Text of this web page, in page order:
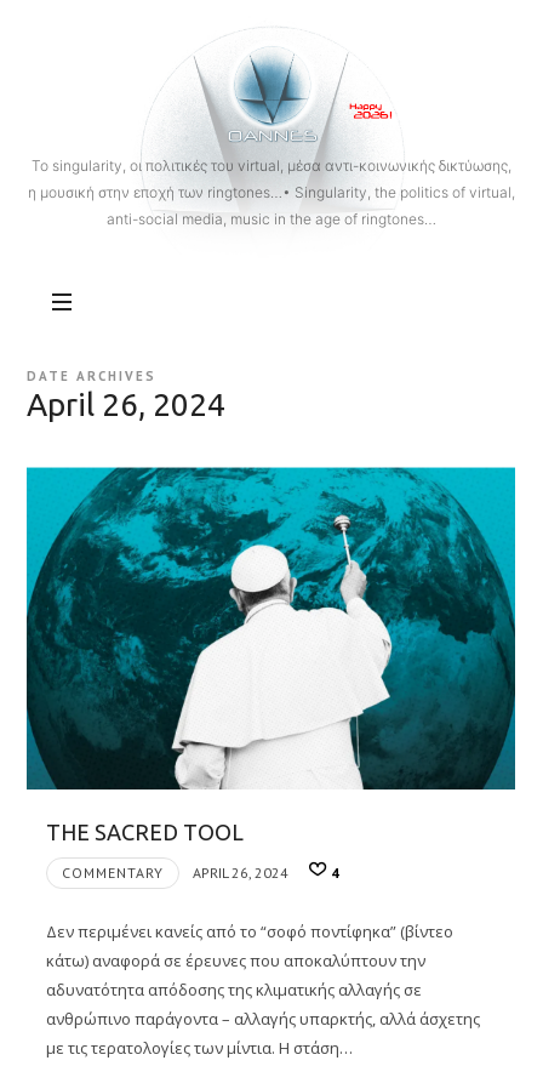
OANNES
To singularity, οι πολιτικές του virtual, μέσα αντι-κοινωνικής δικτύωσης,
η μουσική στην εποχή των ringtones…• Singularity, the politics of virtual,
anti-social media, music in the age of ringtones…
DATE ARCHIVES
April 26, 2024
THE SACRED TOOL
COMMENTARY APRIL 26, 2024 4
Δεν περιμένει κανείς από το “σοφό ποντίφηκα” (βίντεο
κάτω) αναφορά σε έρευνες που αποκαλύπτουν την
αδυνατότητα απόδοσης της κλιματικής αλλαγής σε
ανθρώπινο παράγοντα – αλλαγής υπαρκτής, αλλά άσχετης
με τις τερατολογίες των μίντια. Η στάση…